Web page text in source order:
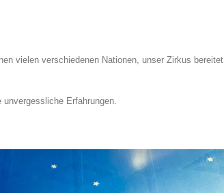
vielen verschiedenen Nationen, unser Zirkus bereitet
Erfahrungen.